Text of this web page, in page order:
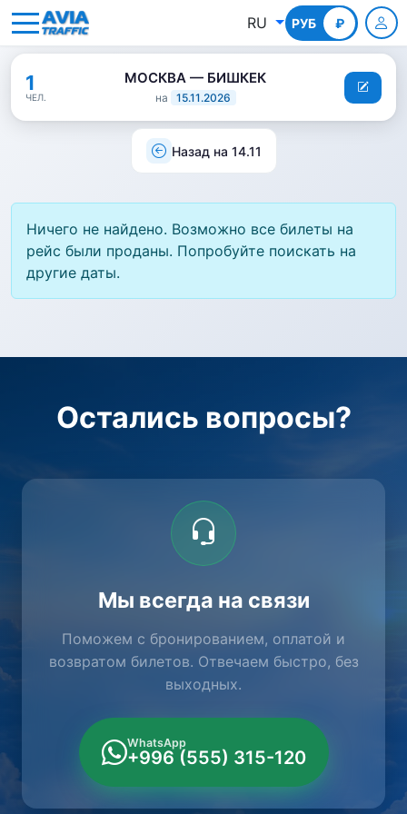
RU РУБ ₽
КГС
1
ЧЕЛ.
МОСКВА — БИШКЕК
на 15.11.2026
Назад на 14.11
Ничего не найдено. Возможно все билеты на
рейс были проданы. Попробуйте поискать на
другие даты.
Остались вопросы?
Мы всегда на связи
Поможем с бронированием, оплатой и
возвратом билетов. Отвечаем быстро, без
выходных.
WhatsApp
+996 (555) 315-120